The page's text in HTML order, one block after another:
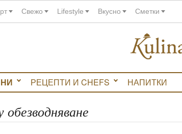
Свежо Lifestyle Вкусно Сметки
РЕЦЕПТИ И CHEFS НАПИТКИ